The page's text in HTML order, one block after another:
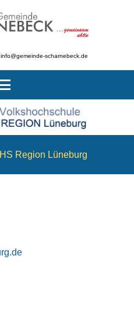
scharnebeck.de
Region Lüneburg